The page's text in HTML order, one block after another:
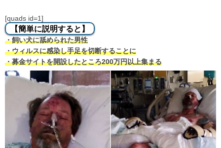
[quads id=1]
【簡単に説明すると】
・飼い犬に舐められた男性
・ウィルスに感染し手足を切断することに
・募金サイトを開設したところ200万円以上集まる